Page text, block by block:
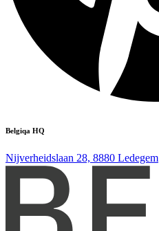
Belgiqa HQ
Nijverheidslaan 28, 8880 Ledegem